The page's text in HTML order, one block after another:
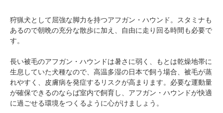
狩猟犬として屈強な脚力を持つアフガン・ハウンド。スタミナも
あるので朝晩の充分な散歩に加え、自由に走り回る時間も必要で
す。
長い被毛のアフガン・ハウンドは暑さに弱く、もとは乾燥地帯に
生息していた犬種なので、高温多湿の日本で飼う場合、被毛が蒸
れやすく、皮膚病を発症するリスクが高まります。必要な運動量
が確保できるのならば室内で飼育し、アフガン・ハウンドが快適
に過ごせる環境をつくるように心がけましょう。